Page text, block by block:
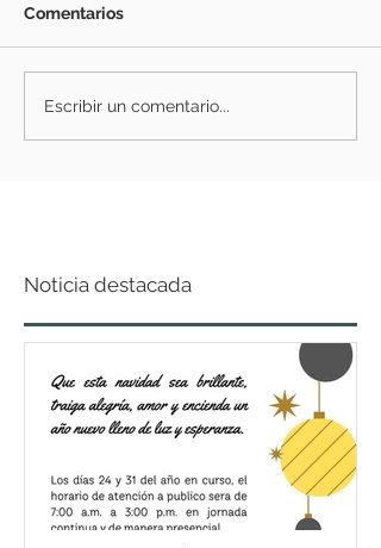
Comentarios
Escribir un comentario...
Noticia destacada